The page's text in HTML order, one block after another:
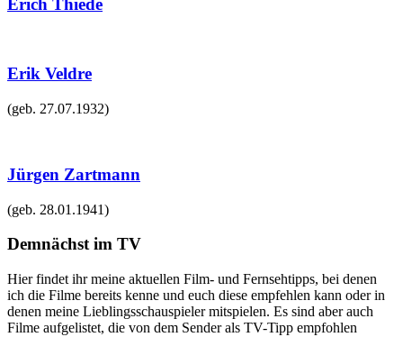
Erich Thiede
Erik Veldre
(geb. 27.07.1932)
Jürgen Zartmann
(geb. 28.01.1941)
Demnächst im TV
Hier findet ihr meine aktuellen Film- und Fernsehtipps, bei denen
ich die Filme bereits kenne und euch diese empfehlen kann oder in
denen meine Lieblingsschauspieler mitspielen. Es sind aber auch
Filme aufgelistet, die von dem Sender als TV-Tipp empfohlen